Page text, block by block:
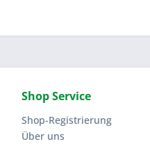
Shop Service
Shop-Registrierung
Über uns